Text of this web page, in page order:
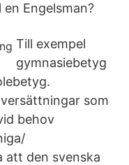
Engelsman?
Till exempel
gymnasiebetyg
som
behov
att den svenska